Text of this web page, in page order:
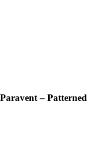
– Patterned